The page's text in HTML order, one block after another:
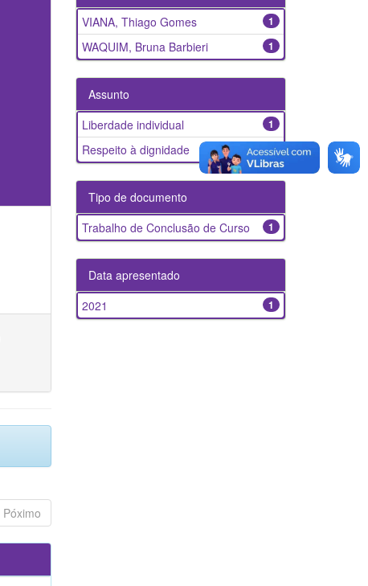
Póximo
1
VIANA, Thiago Gomes
1
WAQUIM, Bruna Barbieri
Assunto
1
Liberdade individual
1
Respeito à dignidade
Tipo de documento
1
Trabalho de Conclusão de Curso
Data apresentado
1
2021